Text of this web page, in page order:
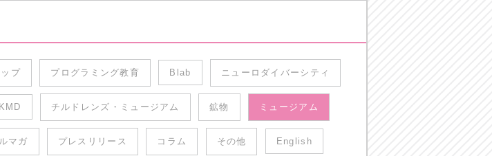
プ プログラミング教育 Blab ニューロダイバーシティ
KMD チルドレンズ・ミュージアム 鉱物 ミュージアム
マガ プレスリリース コラム その他 English